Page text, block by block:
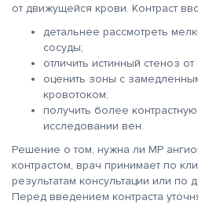
от движущейся крови. Контраст
детальнее рассмотреть
сосуды;
отличить истинный стеноз
оценить зоны с
кровотоком;
получить более
исследовании вен.
Решение о том, нужна ли МР
контрастом, врач принимает по
результатам консультации или по
Перед введением контраста